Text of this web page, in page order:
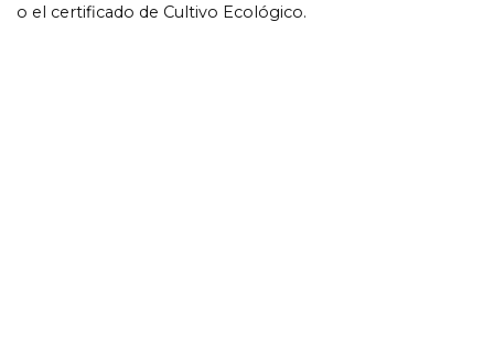
o el certificado de Cultivo Ecológico.